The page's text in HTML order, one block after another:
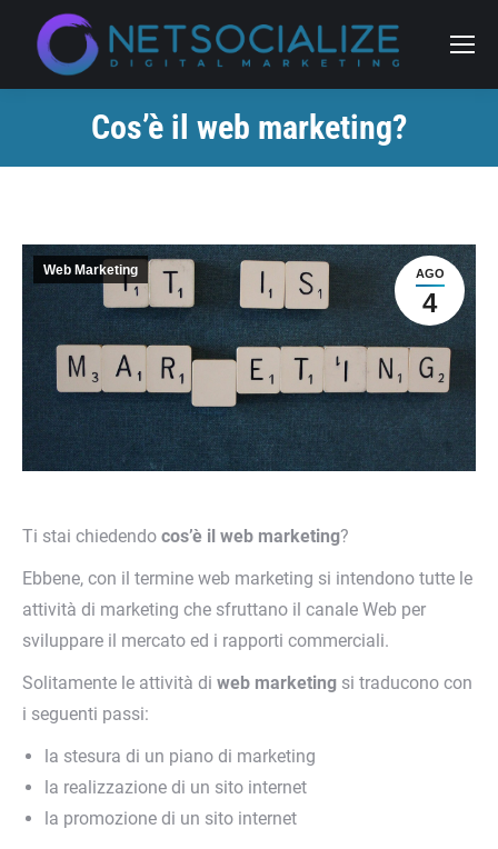
Cerca:
Cos’è il web marketing?
Tu sei qui:
AGO
4
Web Marketing
Ti stai chiedendo cos’è il web marketing?
Ebbene, con il termine web marketing si intendono tutte le
attività di marketing che sfruttano il canale Web per
sviluppare il mercato ed i rapporti commerciali.
Solitamente le attività di web marketing si traducono con
i seguenti passi:
la stesura di un piano di marketing
la realizzazione di un sito internet
la promozione di un sito internet